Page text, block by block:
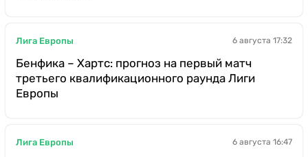
Лига Европы 6 августа 17:32
Бенфика – Хартс: прогноз на первый матч
третьего квалификационного раунда Лиги
Европы
Лига Европы 6 августа 16:47